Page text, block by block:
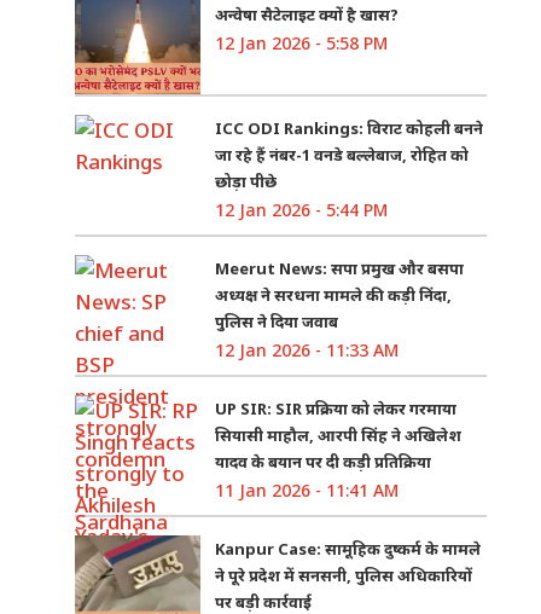
अन्वेषा सैटेलाइट क्यों है खास?
12 Jan 2026 - 5:58 PM
ICC ODI Rankings: विराट कोहली बनने
जा रहे हैं नंबर-1 वनडे बल्लेबाज, रोहित को
छोड़ा पीछे
12 Jan 2026 - 5:44 PM
Meerut News: सपा प्रमुख और बसपा
अध्यक्ष ने सरधना मामले की कड़ी निंदा,
पुलिस ने दिया जवाब
12 Jan 2026 - 11:33 AM
UP SIR: SIR प्रक्रिया को लेकर गरमाया
सियासी माहौल, आरपी सिंह ने अखिलेश
यादव के बयान पर दी कड़ी प्रतिक्रिया
11 Jan 2026 - 11:41 AM
Kanpur Case: सामूहिक दुष्कर्म के मामले
ने पूरे प्रदेश में सनसनी, पुलिस अधिकारियों
पर बड़ी कार्रवाई